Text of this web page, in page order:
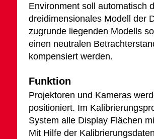
Environment soll automatisch
dreidimensionales Modell der
zugrunde liegenden Modells
einen neutralen
kompensiert werden.
Funktion
Projektoren und Kameras
positioniert. Im
System alle Display Flächen
Mit Hilfe der